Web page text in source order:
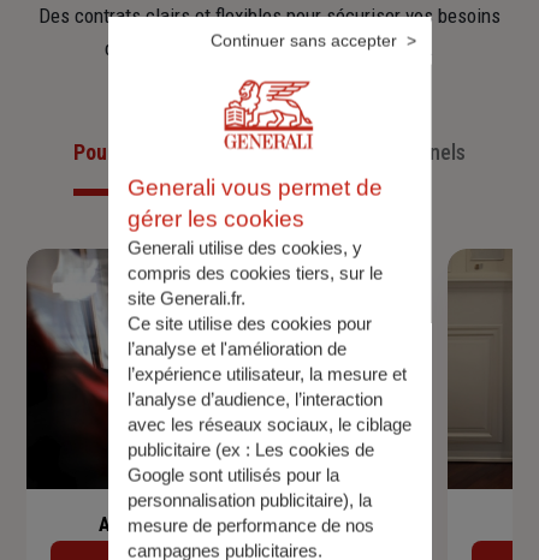
Des contrats clairs et flexibles pour sécuriser vos besoins
d’aujourd’hui et anticiper ceux de demain.
Pour les particuliersPour les professionnels
Assurance de prêt immobilier
Generali vous permet de
gérer les cookies
Generali utilise des cookies, y
compris des cookies tiers, sur le
site Generali.fr.
Ce site utilise des cookies pour
l’analyse et l'amélioration de
l’expérience utilisateur, la mesure et
l’analyse d’audience, l’interaction
avec les réseaux sociaux, le ciblage
publicitaire (ex : Les cookies de
Google sont utilisés pour la
personnalisation publicitaire), la
mesure de performance de nos
campagnes publicitaires.
Continuer sans accepter